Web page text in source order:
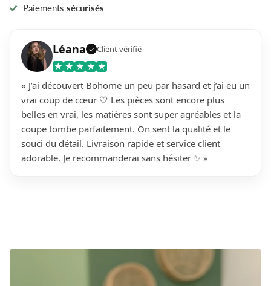
Paiements sécurisés
Léana ✓ Client vérifié
★ ★ ★ ★ ★
« J’ai découvert Bohome un peu par hasard et j’ai eu un
vrai coup de cœur 🤍 Les pièces sont encore plus
belles en vrai, les matières sont super agréables et la
coupe tombe parfaitement. On sent la qualité et le
souci du détail. Livraison rapide et service client
adorable. Je recommanderai sans hésiter ✨ »